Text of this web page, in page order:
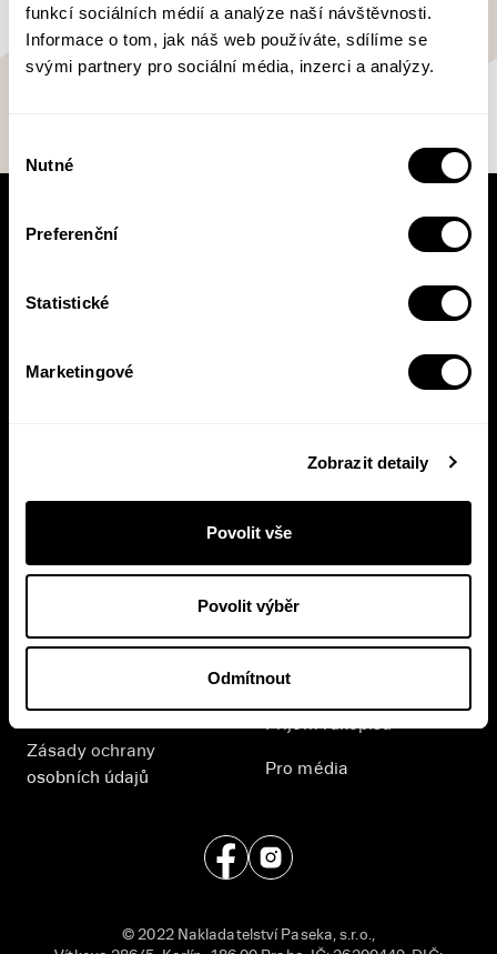
funkcí sociálních médií a analýze naší návštěvnosti.
Informace o tom, jak náš web používáte, sdílíme se
svými partnery pro sociální média, inzerci a analýzy.
souhlasu
Nutné
Preferenční
Statistické
Marketingové
Zobrazit detaily
Povolit vše
Povolit výběr
Odmítnout
V pracovní době se nebudou číst noviny!
Pasece šustne, ať už vás zajímá pohled do
Přihlášením se k odběru novinek souhlasíte sezpracováním
Časté dotazy
podmínky
Zásady ochrany
osobních údajů
Kontakt
English
Příjem rukopisů
Pro média
© 2022 Nakladatelství Paseka, s.r.o.,